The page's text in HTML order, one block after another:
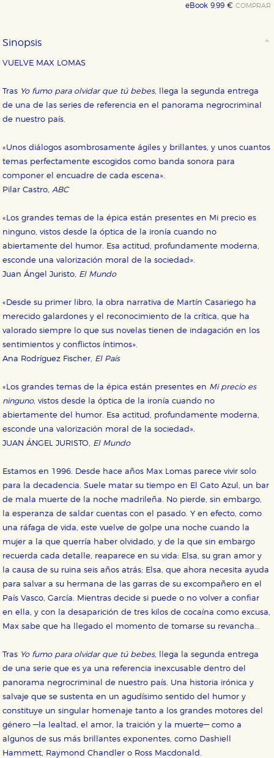
eBook 9,99 €COMPRAR
Sinopsis
VUELVE MAX LOMAS
Tras Yo fumo para olvidar que tú bebes, llega la segunda entrega
de una de las series de referencia en el panorama negrocriminal
de nuestro país.
«Unos diálogos asombrosamente ágiles y brillantes, y unos cuantos
temas perfectamente escogidos como banda sonora para
componer el encuadre de cada escena».
Pilar Castro,ABC
«Los grandes temas de la épica están presentes en Mi precio es
ninguno, vistos desde la óptica de la ironía cuando no
abiertamente del humor. Esa actitud, profundamente moderna,
esconde una valorización moral de la sociedad».
Juan Ángel Juristo, El Mundo
«Desde su primer libro, la obra narrativa de Martín Casariego ha
merecido galardones y el reconocimiento de la crítica, que ha
valorado siempre lo que sus novelas tienen de indagación en los
sentimientos y conflictos íntimos».
Ana Rodríguez Fischer, El País
«Los grandes temas de la épica están presentes en Mi precio es
ninguno, vistos desde la óptica de la ironía cuando no
abiertamente del humor. Esa actitud, profundamente moderna,
esconde una valorización moral de la sociedad».
JUAN ÁNGEL JURISTO, El Mundo
Estamos en 1996. Desde hace años Max Lomas parece vivir solo
para la decadencia. Suele matar su tiempo en El Gato Azul, un bar
de mala muerte de la noche madrileña. No pierde, sin embargo,
la esperanza de saldar cuentas con el pasado. Y en efecto, como
una ráfaga de vida, este vuelve de golpe una noche cuando la
mujer a la que querría haber olvidado, y de la que sin embargo
recuerda cada detalle, reaparece en su vida: Elsa, su gran amor y
la causa de su ruina seis años atrás; Elsa, que ahora necesita ayuda
para salvar a su hermana de las garras de su excompañero en el
País Vasco, García. Mientras decide si puede o no volver a confiar
en ella, y con la desaparición de tres kilos de cocaína como excusa,
Max sabe que ha llegado el momento de tomarse su revancha...
Tras Yo fumo para olvidar que tú bebes, llega la segunda entrega
de una serie que es ya una referencia inexcusable dentro del
panorama negrocriminal de nuestro país. Una historia irónica y
salvaje que se sustenta en un agudísimo sentido del humor y
constituye un singular homenaje tanto a los grandes motores del
género —la lealtad, el amor, la traición y la muerte— como a
algunos de sus más brillantes exponentes, como Dashiell
Hammett, Raymond Chandler o Ross Macdonald.
CONFIGURACIÓN DE COOKIES
HABILITAR TODO RECHAZAR TODO